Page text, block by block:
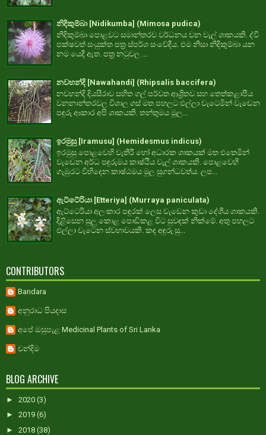
නිදිකුම්බා [Nidikumba] (Mimosa pudica)
නිදිකුම්බා පොළවට සමාන්තරව වර්ධනය වන වැල් ශාකයකි. ද්වී
පක්ෂවත් සංයුක්ත පත්‍ර ස්පර්ශ සංවේදීය. එම නිසා නිදිකුම්බා යන
නම යෙදී ඇත. පත්‍ර නටුවල ...
නවහන්දි [Nawahandi] (Rhipsalis baccifera)
නවහන්දි දියසීරාව සහිත ගල් පර්වත ආශ්‍රිතව සහ තෙත්කළාපීය
වනනාන්තරවල විශාල ගස් මත පහලට එල්ලා වැටෙමින් වැඩෙන
පඳුරු ආකාර අපි ශාකයකි. තන්තුමය මූල...
ඉරමුසු [Iramusu] (Hemidesmus indicus)
ඉරමුසු පොළවෙහි වැතිරී හෝ අධාරක ශාකයක් මත එතෙමින්
වැඩෙන අර්ධ පඳුරුමය කාෂ්ඨීය වැල් ශාකයකි. පොළවෙහි
ගැඹුරට විහිදෙන කාෂ්ඨමය මුල සුගන්ධවත්ය. ලප...
ඇට්ටේරියා [Etteriya] (Murraya paniculata)
ඇට්ටෙරියා අලංකාර පඳුරක් ලෙස වැඩෙන කුඩා දේශීය ශාකයකි.
දිළිසෙන සුලු කොළ පොඩිකළ විට සුවඳක් නික්මේ. අතු පහලට
එල්ලා වැටෙන ස්වභාවයකි. කඳ අඳුරු සු...
CONTRIBUTORS
Bandara
අනුරාධ පියදාස
අපේ ඔසුපැළ Medicinal Plants of Sri Lanka
චන්දිම
BLOG ARCHIVE
► 2020 (3)
► 2019 (6)
► 2018 (38)